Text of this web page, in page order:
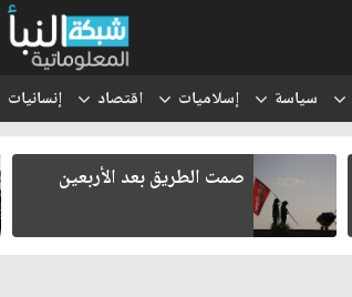
سياسة إسلاميات اقتصاد إنسانيات
صمت الطريق بعد الأربعين